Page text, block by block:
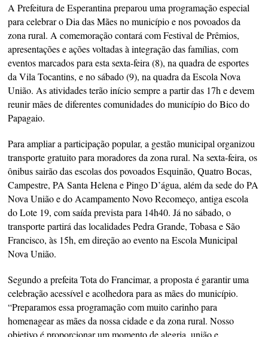
A Prefeitura de Esperantina preparou uma programação especial
para celebrar o Dia das Mães no município e nos povoados da
zona rural. A comemoração contará com Festival de Prêmios,
apresentações e ações voltadas à integração das famílias, com
eventos marcados para esta sexta-feira (8), na quadra de esportes
da Vila Tocantins, e no sábado (9), na quadra da Escola Nova
União. As atividades terão início sempre a partir das 17h e devem
reunir mães de diferentes comunidades do município do Bico do
Papagaio.
Para ampliar a participação popular, a gestão municipal organizou
transporte gratuito para moradores da zona rural. Na sexta-feira, os
ônibus sairão das escolas dos povoados Esquinão, Quatro Bocas,
Campestre, PA Santa Helena e Pingo D’água, além da sede do PA
Nova União e do Acampamento Novo Recomeço, antiga escola
do Lote 19, com saída prevista para 14h40. Já no sábado, o
transporte partirá das localidades Pedra Grande, Tobasa e São
Francisco, às 15h, em direção ao evento na Escola Municipal
Nova União.
Segundo a prefeita Tota do Francimar, a proposta é garantir uma
celebração acessível e acolhedora para as mães do município.
“Preparamos essa programação com muito carinho para
homenagear as mães da nossa cidade e da zona rural. Nosso
objetivo é proporcionar um momento de alegria, união e